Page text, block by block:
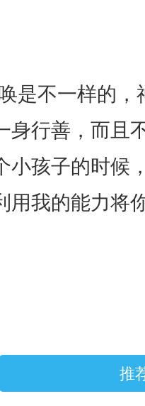
是不一样的，
身行善，而且
小孩子的时候
我的能力将
推